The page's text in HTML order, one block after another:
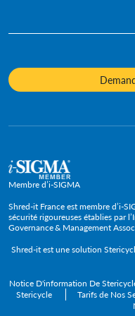
Destruction de
Service Ponctuel de
Recyclage DEEE
Hôtels & Hôtellerie
Responsables
Cadres dirigeants
TPE
PME et ETI
Secteurs
Fiches d'information
Livres blancs - Études
FAQ
Notre culture
Procédures et valeurs
Membre d’i-SIGMA
Shred-it France est membre d’i-
sécurité rigoureuses établies par
Governance & Management
Shred-it est une solution
Notice D'information De
Stericycle
Tarifs de Nos